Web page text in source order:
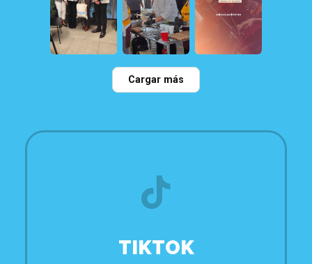
35 0
Cargar más
TIKTOK